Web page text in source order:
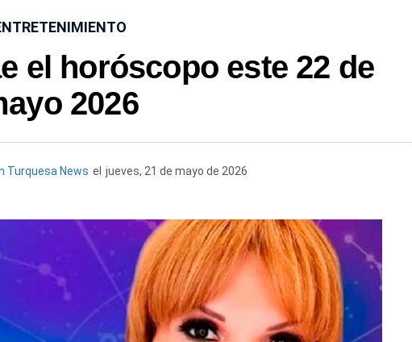
el horóscopo este 22 de
2026
Turquesa News el jueves, 21 de mayo de 2026